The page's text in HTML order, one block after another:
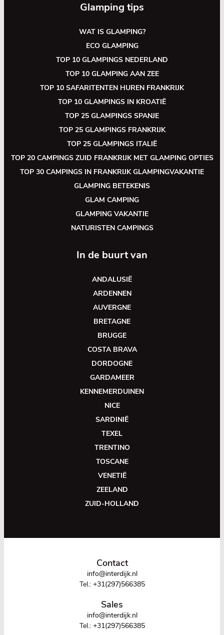
Glamping tips
WAT IS GLAMPING?
ECO GLAMPING
TOP 10 GLAMPINGS NEDERLAND
TOP 10 GLAMPING AAN ZEE
TOP 10 SAFARITENTEN HUREN FRANKRIJK
TOP 10 GLAMPINGS IN KROATIË
TOP 25 GLAMPINGS SPANJE
TOP 25 GLAMPINGS FRANKRIJK
TOP 25 GLAMPINGS ITALIË
TOP 20 CAMPINGS ZUID FRANKRIJK MET GLAMPING OPTIES
TOP 30 CAMPINGS IN FRANKRIJK GLAMPINGVAKANTIE
GLAMPING BETEKENIS
GLAM CAMPING
GLAMPING VAKANTIE
NATURISTEN CAMPINGS
In de buurt van
ANDALUSIË
ARDENNEN
AUVERGNE
BRETAGNE
BRUGGE
COSTA BRAVA
DORDOGNE
GARDAMEER
KENNEMERDUINEN
NICE
SARDINIË
TEXEL
TRENTINO
TOSCANE
VENETIË
ZEELAND
ZUID-HOLLAND
Contact
info@interdijk.nl
Tel.: +31(297)566385
Sales
info@interdijk.nl
Tel.: +31(297)566385